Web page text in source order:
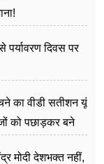
पर्यावरण दिवस पर
का वीडी सतीशन यूं
को पछाड़कर बने
मोदी देशभक्त नहीं,